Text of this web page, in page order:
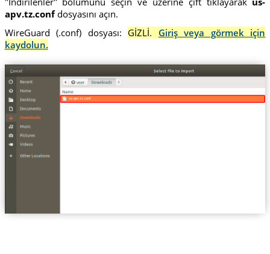
apv.tz.confdosyasını açın.
WireGuard (.conf) dosyası: GİZLİ. Giriş veya görmek için
kaydolun.
us-apv.tz.conf